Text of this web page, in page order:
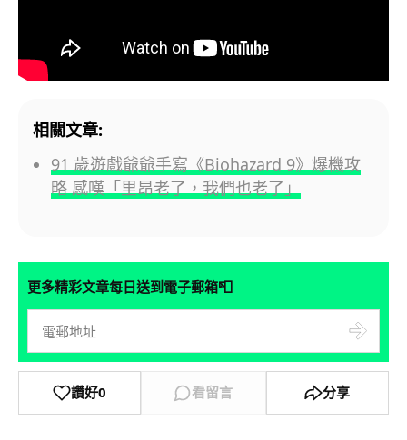
相關文章:
91 歲遊戲爺爺手寫《Biohazard 9》爆機攻
略 感嘆「里昂老了，我們也老了」
更多精彩文章每日送到電子郵箱📮
讚好0 看留言 分享